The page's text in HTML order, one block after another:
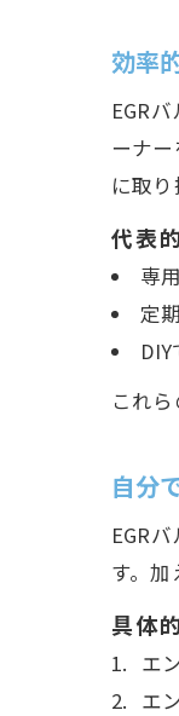
効率
EGR
ーナ
に取り
代表
専
定
これ
自分
EGR
す。
具体
エ
エ